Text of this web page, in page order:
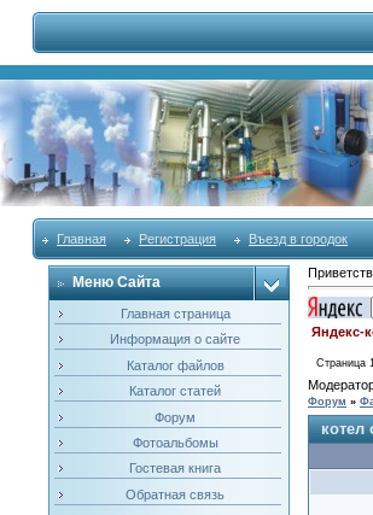
Главная Регистрация Въезд в городок
Меню Сайта
Главная страница
Информация о сайте
Каталог файлов
Каталог статей
Форум
Фотоальбомы
Гостевая книга
Обратная связь
Яндекс-
Страница 1
Форум »
котел